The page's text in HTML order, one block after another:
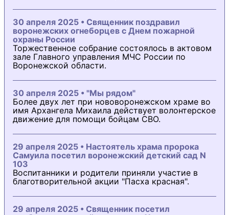
30 апреля 2025 • Священник поздравил
воронежских огнеборцев с Днем пожарной
охраны России
Торжественное собрание состоялось в актовом
зале Главного управления МЧС России по
Воронежской области.
30 апреля 2025 • "Мы рядом"
Более двух лет при нововоронежском храме во
имя Архангела Михаила действует волонтерское
движение для помощи бойцам СВО.
29 апреля 2025 • Настоятель храма пророка
Самуила посетил воронежский детский сад N
103
Воспитанники и родители приняли участие в
благотворительной акции "Пасха красная".
29 апреля 2025 • Священник посетил